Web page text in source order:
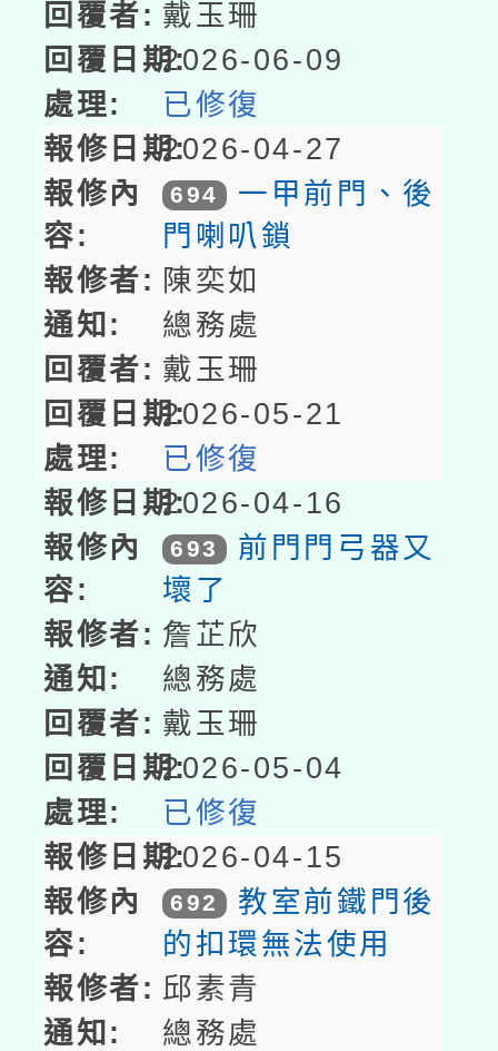
戴玉珊
2026-06-09
已修復
2026-04-27
694
一甲前門、後
門喇叭鎖
陳奕如
總務處
戴玉珊
2026-05-21
已修復
2026-04-16
693
前門門弓器又
壞了
詹芷欣
總務處
戴玉珊
2026-05-04
已修復
2026-04-15
692
教室前鐵門後
的扣環無法使用
邱素青
總務處